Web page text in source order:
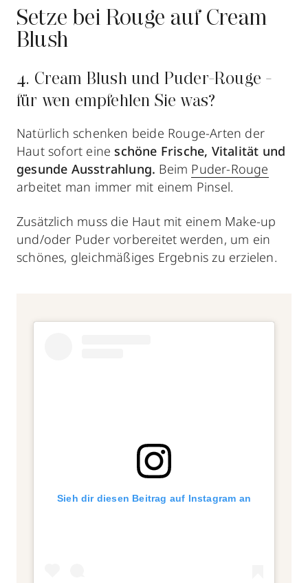
Setze bei Rouge auf Cream
Blush
4. Cream Blush und Puder-Rouge -
für wen empfehlen Sie was?
Natürlich schenken beide Rouge-Arten der
Haut sofort eine schöne Frische, Vitalität und
gesunde Ausstrahlung. Beim Puder-Rouge
arbeitet man immer mit einem Pinsel.
Zusätzlich muss die Haut mit einem Make-up
und/oder Puder vorbereitet werden, um ein
schönes, gleichmäßiges Ergebnis zu erzielen.
Sieh dir diesen Beitrag auf Instagram an